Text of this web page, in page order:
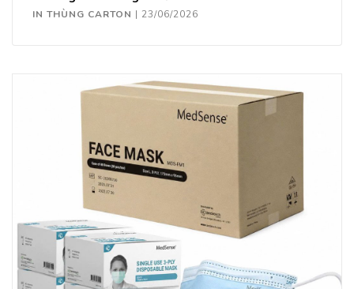
IN THÙNG CARTON | 23/06/2026